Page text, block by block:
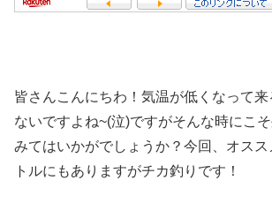
皆さんこんにちわ！気温が低くなって来
ないですよね~(泣)ですがそんな時にこ
みてはいかがでしょうか？今回、オスス
トルにもありますがチカ釣りです！